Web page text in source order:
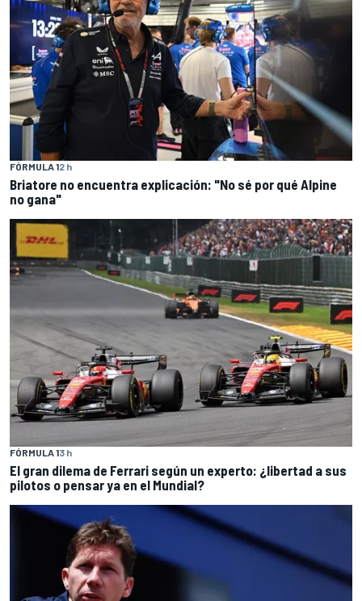
FÓRMULA 12 h
Briatore no encuentra explicación: "No sé por qué Alpine
no gana"
FÓRMULA 13 h
El gran dilema de Ferrari según un experto: ¿libertad a sus
pilotos o pensar ya en el Mundial?